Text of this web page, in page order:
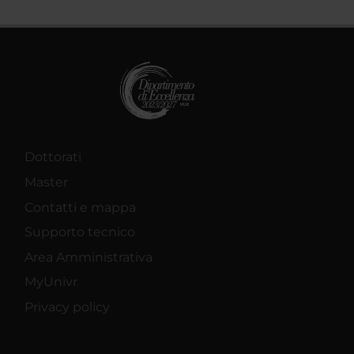
Dottorati
Master
Contatti e mappa
Supporto tecnico
Area Amministrativa
MyUnivr
Privacy policy